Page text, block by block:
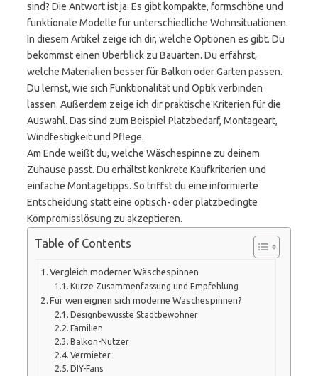
sind? Die Antwort ist ja. Es gibt kompakte, formschöne und
funktionale Modelle für unterschiedliche Wohnsituationen.
In diesem Artikel zeige ich dir, welche Optionen es gibt. Du
bekommst einen Überblick zu Bauarten. Du erfährst,
welche Materialien besser für Balkon oder Garten passen.
Du lernst, wie sich Funktionalität und Optik verbinden
lassen. Außerdem zeige ich dir praktische Kriterien für die
Auswahl. Das sind zum Beispiel Platzbedarf, Montageart,
Windfestigkeit und Pflege.
Am Ende weißt du, welche Wäschespinne zu deinem
Zuhause passt. Du erhältst konkrete Kaufkriterien und
einfache Montagetipps. So triffst du eine informierte
Entscheidung statt eine optisch- oder platzbedingte
Kompromisslösung zu akzeptieren.
Table of Contents
Vergleich moderner Wäschespinnen
Kurze Zusammenfassung und Empfehlung
Für wen eignen sich moderne Wäschespinnen?
Designbewusste Stadtbewohner
Familien
Balkon-Nutzer
Vermieter
DIY-Fans